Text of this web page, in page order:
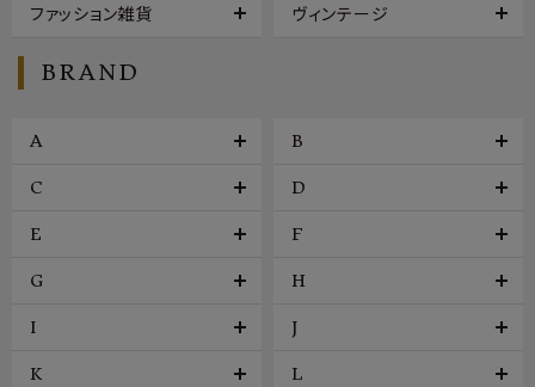
ファッション雑貨 ヴィンテージ
BRAND
A B
C D
E F
G H
I J
K L